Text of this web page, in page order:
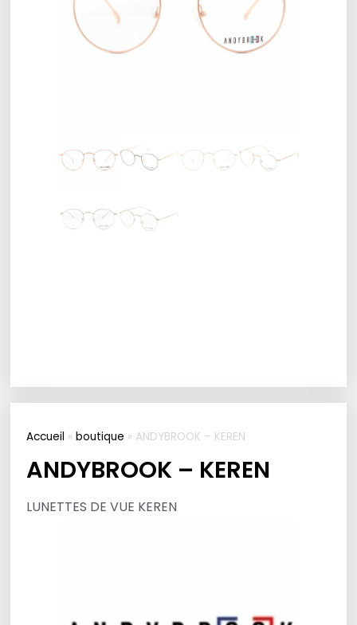
Accueil »boutique » ANDYBROOK – KEREN
ANDYBROOK – KEREN
LUNETTES DE VUE KEREN